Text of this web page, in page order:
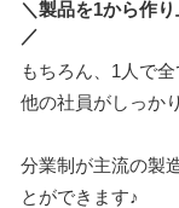
＼製品を1から作
／
もちろん、1人で
他の社員がしっか
分業制が主流の製
とができます♪